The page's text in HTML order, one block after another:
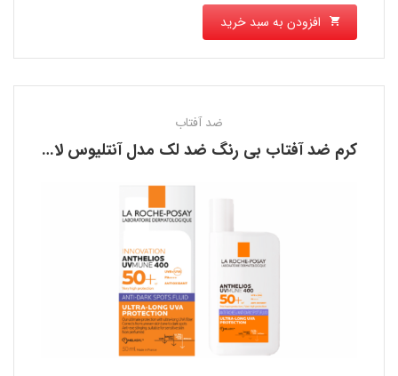
افزودن به سبد خرید
ضد آفتاب
کرم ضد آفتاب بی رنگ ضد لک مدل آنتلیوس لاروش پوزای LA ROCHE POSAY